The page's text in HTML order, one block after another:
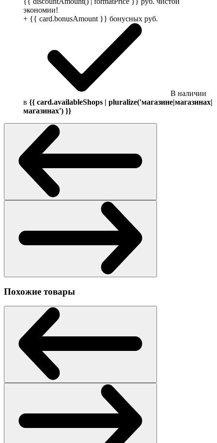
экономии!
+ {{ card.bonusAmount }} бонусных руб.
В наличии
в {{ card.availableShops | pluralize('магазине|магазинах|
магазинах') }}
Похожие товары